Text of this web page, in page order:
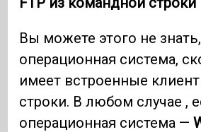
Вы можете этого не
операционная система,
имеет встроенные
строки. В любом случае ,
операционная система —